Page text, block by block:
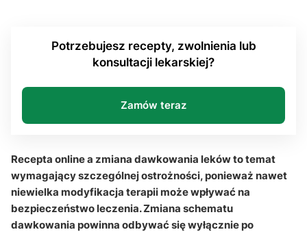
Jak wygląda zmiana dawkowania leków podczas
Dlaczego bezpieczeństwo leczenia jest
najważniejsze przy zmianie terapii?
Co zrobić przy błędne dawkowanie zapisanym na
recepcie?
Recepta online a zmiana dawkowania leków: Q&A
Potrzebujesz recepty, zwolnienia lub
konsultacji lekarskiej?
Zamów teraz
Recepta online a zmiana dawkowania leków to temat
wymagający szczególnej ostrożności, ponieważ nawet
niewielka modyfikacja terapii może wpływać na
bezpieczeństwo leczenia. Zmiana schematu
dawkowania powinna odbywać się wyłącznie po